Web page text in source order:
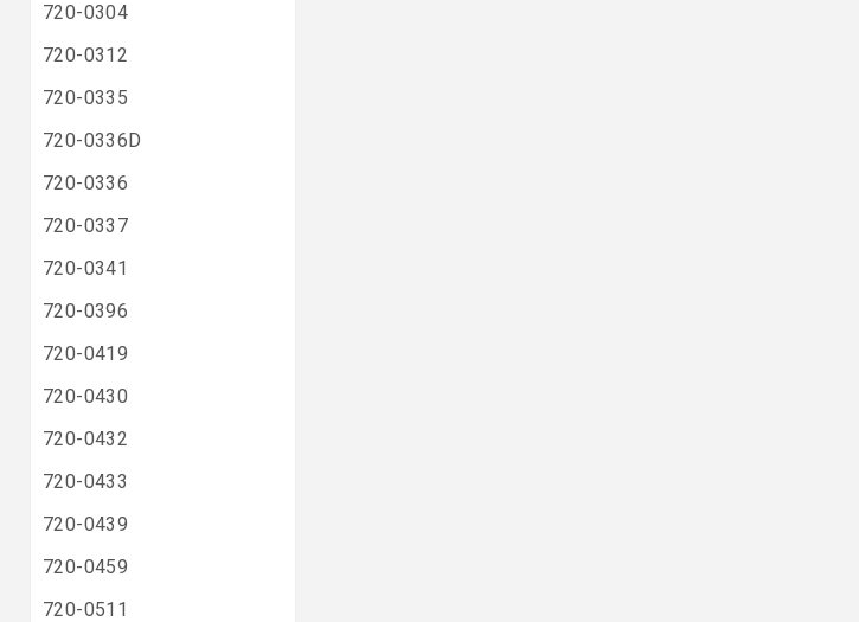
720-0304
720-0312
720-0335
720-0336D
720-0336
720-0337
720-0341
720-0396
720-0419
720-0430
720-0432
720-0433
720-0439
720-0459
720-0511